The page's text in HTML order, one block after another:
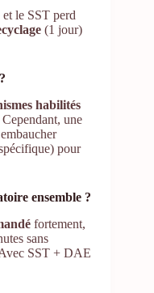
le SST perd
(1 jour)
habilités
une
pour
ensemble ?
fortement,
sans
SST + DAE